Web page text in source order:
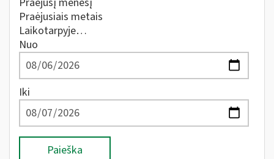
Praėjusiais metais
Laikotarpyje…
Nuo
Iki
Paieška